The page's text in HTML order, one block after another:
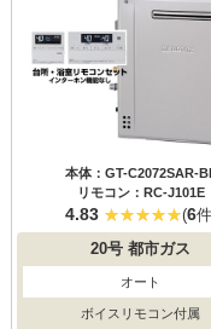
本体：GT-C2072SAR-
リモコン：RC-J101E
4.83 (6
20号 都市ガス
オート
ボイスリモコン付属